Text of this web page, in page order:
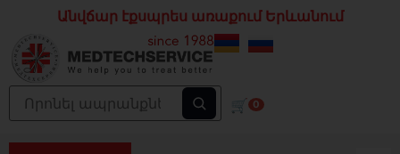
Անվճար էքսպրես առաքում Երևանում
🛒 0